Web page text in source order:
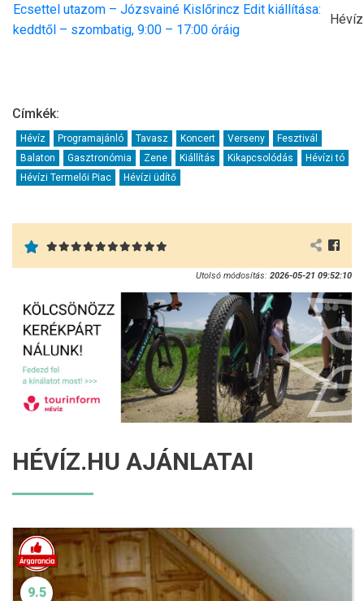
Ecsettel utazom – Józsvainé Kislőrincz Edit kiállítása:
keddtől – szombatig, 9:00 – 17:00 óráig
Hévíz
Címkék:
Hévíz Programajánló Tavasz Koncert Verseny
Fesztivál
Balaton
Gasztronómia Zene Kiállítás Kikapcsolódás
Hévízi tó
Hévízi Termelői Piac
Hévízi üdítő
Utolsó módosítás: 2026-05-21 09:52:10
HÉVÍZ.HU AJÁNLATAI
9.5